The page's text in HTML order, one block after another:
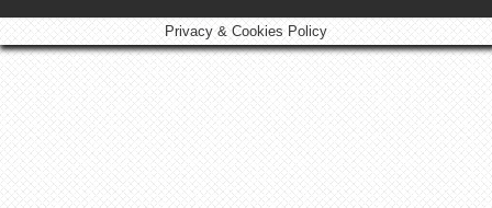
Privacy & Cookies Policy